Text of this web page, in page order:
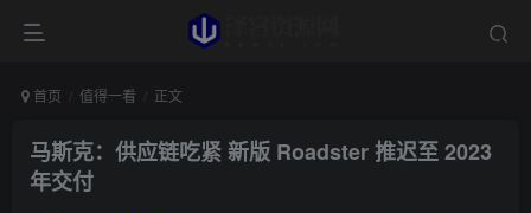
首页 值得一看 正文
马斯克：供应链吃紧 新版 Roadster 推迟至 2023
年交付